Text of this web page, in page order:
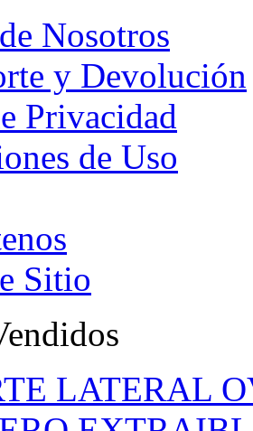
Nosotros
y Devolución
Privacidad
de Uso
Sitio
LATERAL